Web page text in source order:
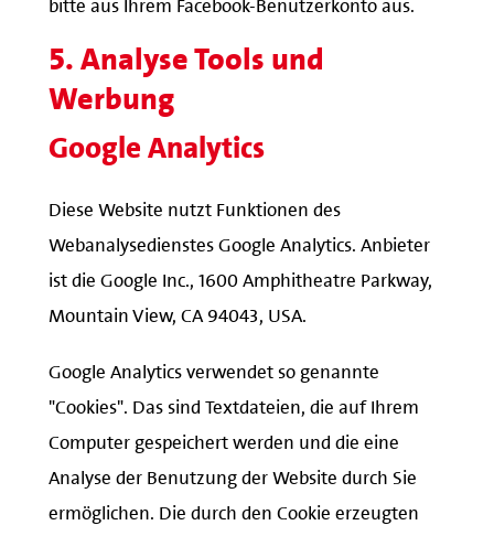
5. Analyse Tools und
Werbung
Google Analytics
Diese Website nutzt Funktionen des
Webanalysedienstes Google Analytics. Anbieter
ist die Google Inc., 1600 Amphitheatre Parkway,
Mountain View, CA 94043, USA.
Google Analytics verwendet so genannte
"Cookies". Das sind Textdateien, die auf Ihrem
Computer gespeichert werden und die eine
Analyse der Benutzung der Website durch Sie
ermöglichen. Die durch den Cookie erzeugten